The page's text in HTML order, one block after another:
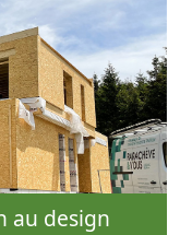
au design